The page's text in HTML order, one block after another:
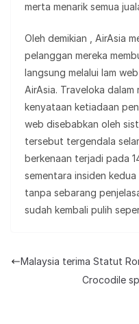
merta menarik semua
Oleh demikian , AirAsia
pelanggan mereka
langsung melalui lam
AirAsia. Traveloka dalam
kenyataan ketiadaan
web disebabkan oleh
tersebut tergendala
berkenaan terjadi pada
sementara insiden
tanpa sebarang
sudah kembali pulih
Malaysia terima Statut
Crocodile